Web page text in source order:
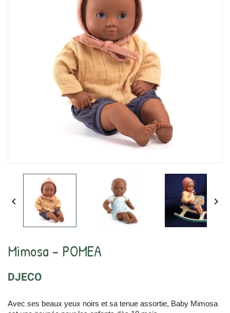
 
Mimosa - POMEA
DJECO
Avec ses beaux yeux noirs et sa tenue assortie, Baby Mimosa